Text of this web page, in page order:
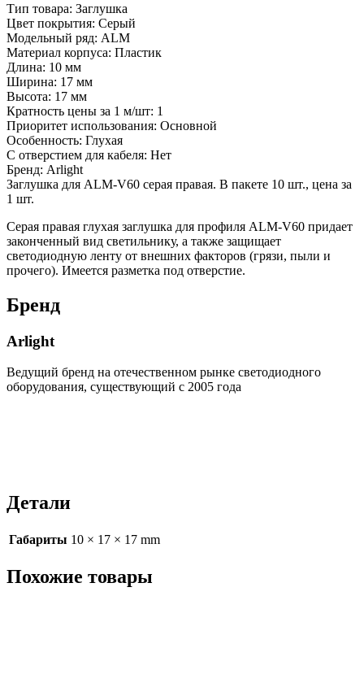
Тип товара: Заглушка
Цвет покрытия: Серый
Модельный ряд: ALM
Материал корпуса: Пластик
Длина: 10 мм
Ширина: 17 мм
Высота: 17 мм
Кратность цены за 1 м/шт: 1
Приоритет использования: Основной
Особенность: Глухая
С отверстием для кабеля: Нет
Бренд: Arlight
Заглушка для ALM-V60 серая правая. В пакете 10 шт., цена за
1 шт.
Серая правая глухая заглушка для профиля ALM-V60 придает
законченный вид светильнику, а также защищает
светодиодную ленту от внешних факторов (грязи, пыли и
прочего). Имеется разметка под отверстие.
Бренд
Arlight
Ведущий бренд на отечественном рынке светодиодного
оборудования, существующий с 2005 года
Детали
Габариты 10 × 17 × 17 mm
Похожие товары